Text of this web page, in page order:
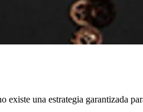
una estrategia garantizada